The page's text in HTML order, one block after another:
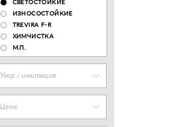
СВЕТОСТОЙКИЕ
ИЗНОСОСТОЙКИЕ
TREVIRA F-R
ХИМЧИСТКА
М.П.
Узор / имитация
Цена